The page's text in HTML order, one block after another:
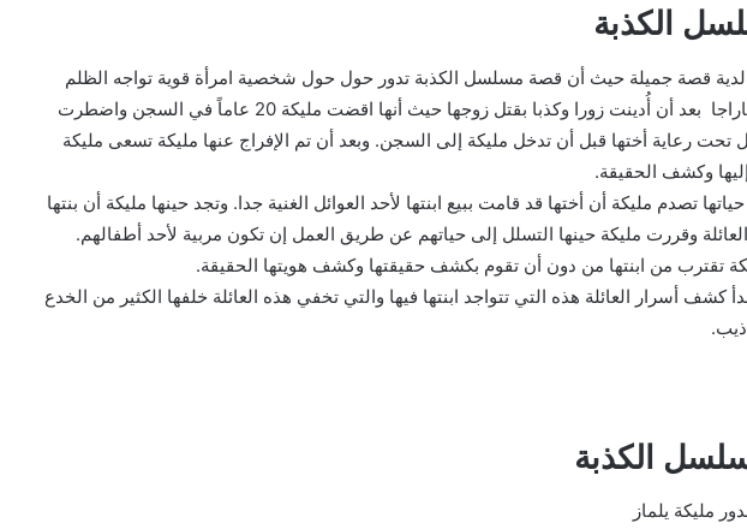
الكذبة
قصة جميلة حيث أن قصة مسلسل الكذبة تدور حول حول شخصية امرأة قوية تواجه الظلم
الممثلة مليكة كاراجا بعد أن أُدينت زورا وكذبا بقتل زوجها حيث أنها اقضت مليكة 20 عاماً في السجن واضطرت
تحت رعاية أختها قبل أن تدخل مليكة إلى السجن. وبعد أن تم الإفراج عنها مليكة تسعى مليكة
إليها وكشف الحقيقة.
تصدم مليكة أن أختها قد قامت ببيع ابنتها لأحد العوائل الغنية جدا. وتجد حينها مليكة أن بنتها
وقررت مليكة حينها التسلل إلى حياتهم عن طريق العمل إن تكون مربية لأحد أطفالهم.
تقترب من ابنتها من دون أن تقوم بكشف حقيقتها وكشف هويتها الحقيقة.
كشف أسرار العائلة هذه التي تتواجد ابنتها فيها والتي تخفي هذه العائلة خلفها الكثير من الخدع
الكذبة
مليكة يلماز